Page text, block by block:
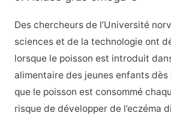
Des chercheurs de l’Université
sciences et de la technologie ont
lorsque le poisson est introduit
alimentaire des jeunes enfants dès
que le poisson est consommé
risque de développer de l’eczéma